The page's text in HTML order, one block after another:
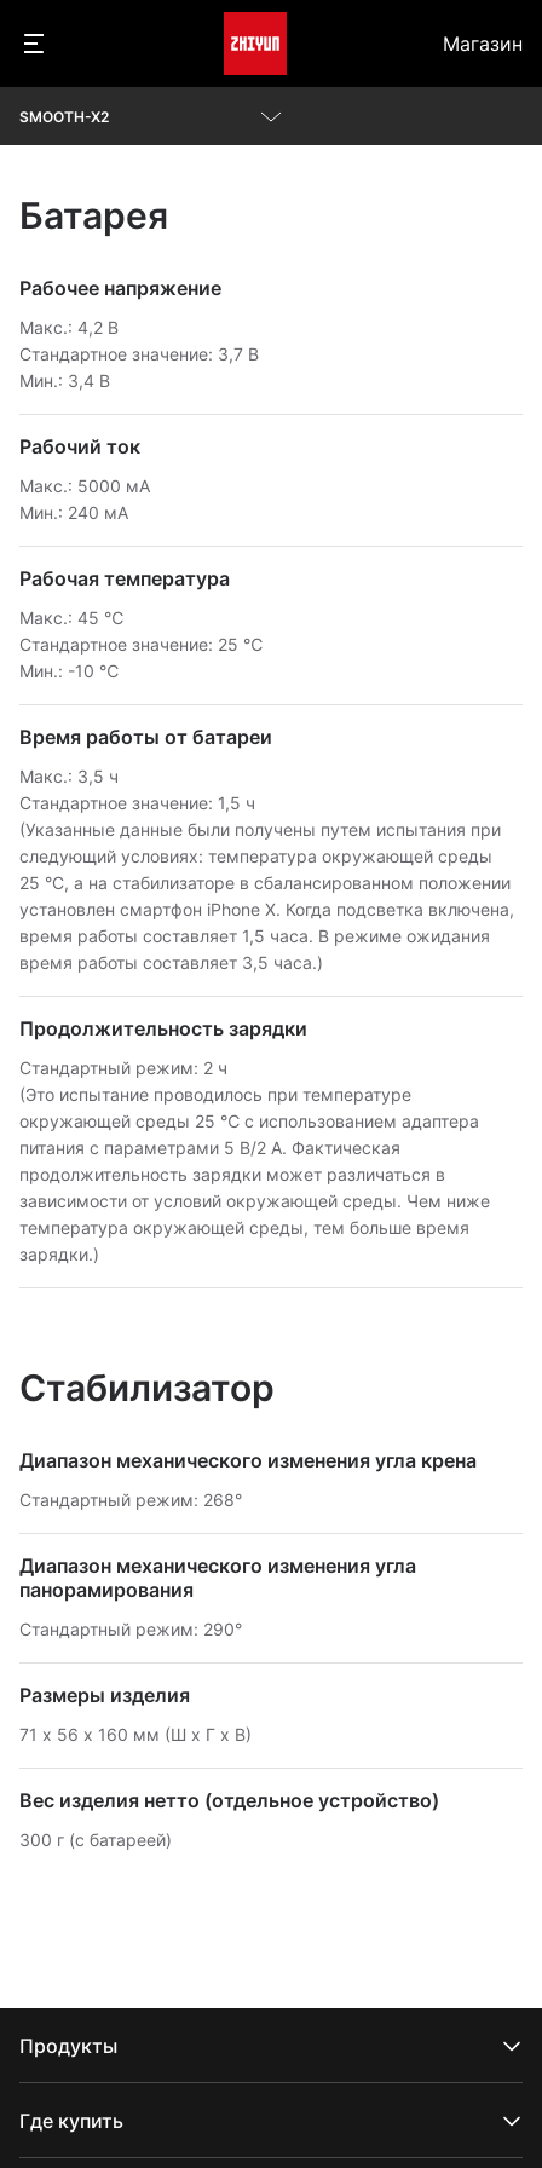
Магазин
SMOOTH-X2
Видеоролики
Вопросы и ответы
Проверить совместимость камеры
Скачать
Батарея
Рабочее напряжение
Макс.: 4,2 В
Стандартное значение: 3,7 В
Мин.: 3,4 В
Рабочий ток
Макс.: 5000 мА
Мин.: 240 мА
Рабочая температура
Макс.: 45 ℃
Стандартное значение: 25 ℃
Мин.: -10 ℃
Время работы от батареи
Макс.: 3,5 ч
Стандартное значение: 1,5 ч
(Указанные данные были получены путем испытания при
следующий условиях: температура окружающей среды
25 °C, а на стабилизаторе в сбалансированном положении
установлен смартфон iPhone X. Когда подсветка включена,
время работы составляет 1,5 часа. В режиме ожидания
время работы составляет 3,5 часа.)
Продолжительность зарядки
Стандартный режим: 2 ч
(Это испытание проводилось при температуре
окружающей среды 25 ℃ с использованием адаптера
питания с параметрами 5 В/2 А. Фактическая
продолжительность зарядки может различаться в
зависимости от условий окружающей среды. Чем ниже
температура окружающей среды, тем больше время
зарядки.)
Стабилизатор
Диапазон механического изменения угла крена
Стандартный режим: 268°
Диапазон механического изменения угла
панорамирования
Стандартный режим: 290°
Размеры изделия
71 х 56 х 160 мм (Ш х Г х В)
Вес изделия нетто (отдельное устройство)
300 г (с батареей)
Продукты
Серия WEEBILL
Серия SMOOTH
Серия FIVERAY
Где купить